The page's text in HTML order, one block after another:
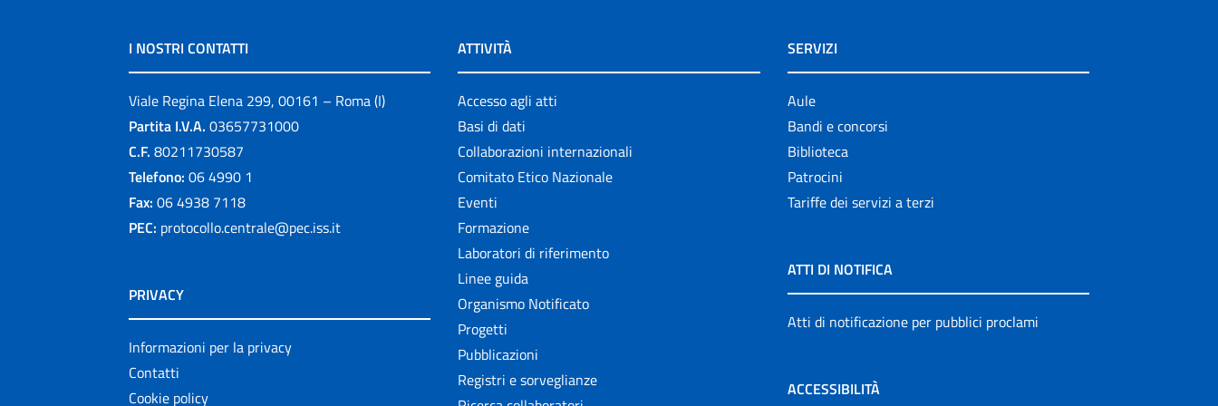
I NOSTRI CONTATTI
Viale Regina Elena 299, 00161 – Roma (I)
Partita I.V.A. 03657731000
C.F. 80211730587
Telefono: 06 4990 1
Fax: 06 4938 7118
PEC: protocollo.centrale@pec.iss.it
PRIVACY
Informazioni per la privacy
Contatti
Cookie policy
ATTIVITÀ
Accesso agli atti
Basi di dati
Collaborazioni internazionali
Comitato Etico Nazionale
Eventi
Formazione
Laboratori di riferimento
Linee guida
Organismo Notificato
Progetti
Pubblicazioni
Registri e sorveglianze
SERVIZI
Aule
Bandi e concorsi
Biblioteca
Patrocini
Tariffe dei servizi a terzi
ATTI DI NOTIFICA
Atti di notificazione per pubblici proclami
ACCESSIBILITÀ